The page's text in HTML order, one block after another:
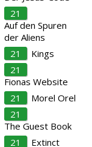
21
Auf den Spuren
der Aliens
21
Kings
21
Fionas Website
21
Morel Orel
21
The Guest Book
21
Extinct